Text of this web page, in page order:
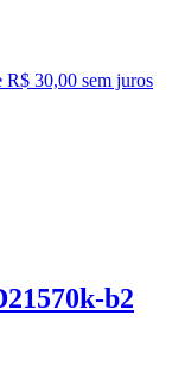
R$ 30,00 sem juros
b2